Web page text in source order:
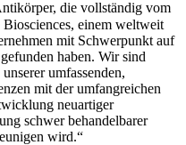
die vollständig vom
einem weltweit
mit Schwerpunkt auf
haben. Wir sind
umfassenden,
mit der umfangreichen
neuartiger
schwer behandelbarer
wird.“